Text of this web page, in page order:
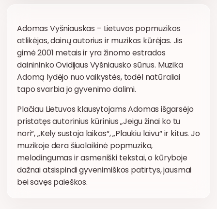
Adomas Vyšniauskas – Lietuvos popmuzikos
atlikėjas, dainų autorius ir muzikos kūrėjas. Jis
gimė 2001 metais ir yra žinomo estrados
dainininko Ovidijaus Vyšniausko sūnus. Muzika
Adomą lydėjo nuo vaikystės, todėl natūraliai
tapo svarbia jo gyvenimo dalimi.
Plačiau Lietuvos klausytojams Adomas išgarsėjo
pristatęs autorinius kūrinius „Jeigu žinai ko tu
nori“, „Kely sustoja laikas“, „Plaukiu laivu“ ir kitus. Jo
muzikoje dera šiuolaikinė popmuzika,
melodingumas ir asmeniški tekstai, o kūryboje
dažnai atsispindi gyvenimiškos patirtys, jausmai
bei savęs paieškos.